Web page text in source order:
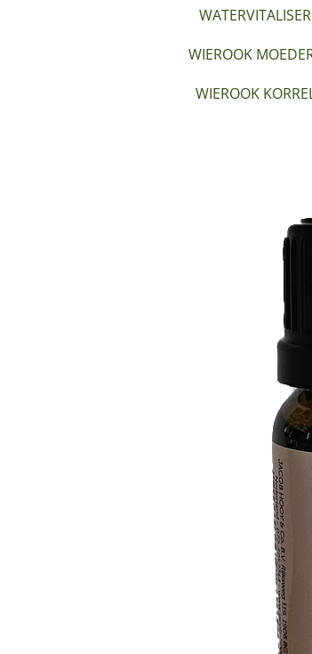
WIEROOK
WIEROOK